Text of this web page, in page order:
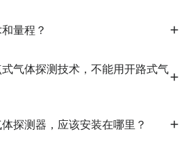
量程？
气体探测技术，不能用开路式气
探测器，应该安装在哪里？